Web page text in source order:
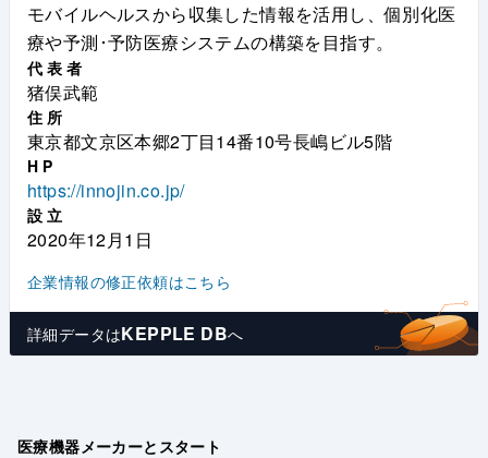
モバイルヘルスから収集した情報を活用し、個別化医
療や予測･予防医療システムの構築を目指す。
代表者
猪俣武範
住所
東京都文京区本郷2丁目14番10号長嶋ビル5階
HP
https://innojin.co.jp/
設立
2020年12月1日
企業情報の修正依頼はこちら
詳細データはKEPPLE DBへ
医療機器メーカーとスタート